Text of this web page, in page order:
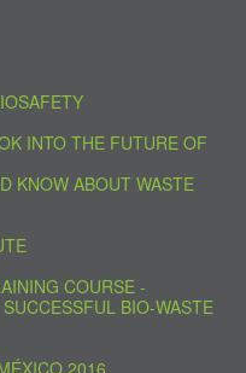
INTO THE FUTURE OF
KNOW ABOUT WASTE
COURSE -
BIO-WASTE